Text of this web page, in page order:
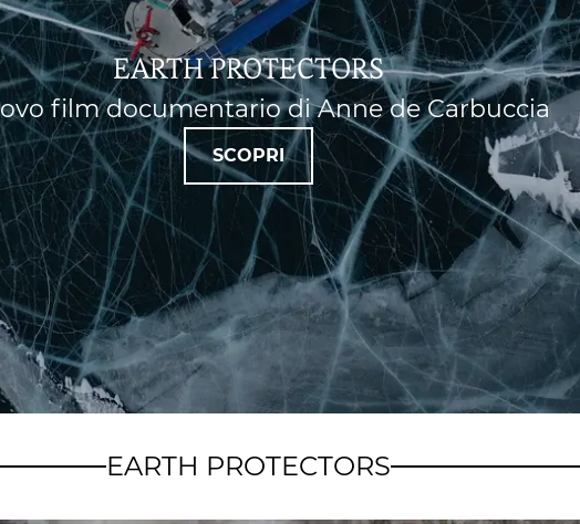
EARTH PROTECTORS
film documentario di Anne de Carbuccia
SCOPRI
EARTH PROTECTORS